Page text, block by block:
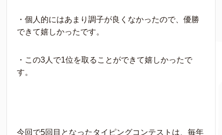
・個人的にはあまり調子が良くなかったので、優勝
できて嬉しかったです。
・この3人で1位を取ることができて嬉しかったで
す。
今回で5回目となったタイピングコンテストは、毎年